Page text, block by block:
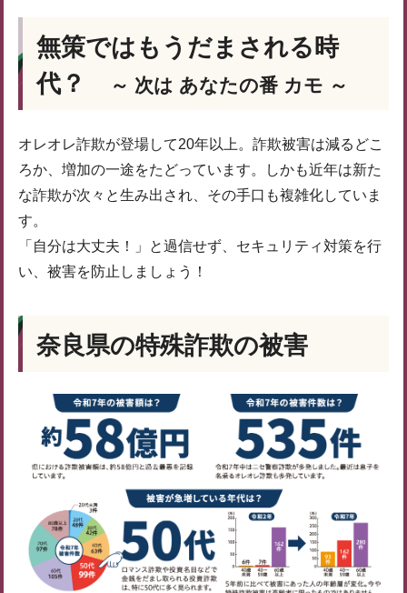
無策ではもうだまされる時
代？
～ 次は あなたの番 カモ ～
オレオレ詐欺が登場して20年以上。詐欺被害は減るどこ
ろか、増加の一途をたどっています。しかも近年は新た
な詐欺が次々と生み出され、その手口も複雑化していま
す。
「自分は大丈夫！」と過信せず、セキュリティ対策を行
い、被害を防止しましょう！
奈良県の特殊詐欺の被害